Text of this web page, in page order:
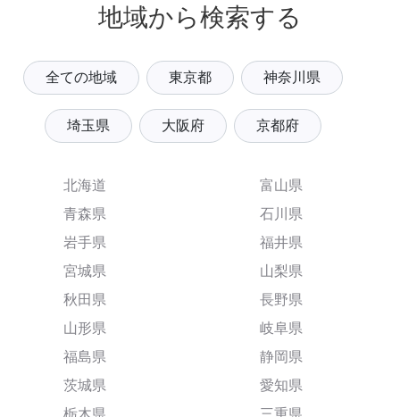
地域から検索する
全ての地域 東京都 神奈川県
埼玉県 大阪府 京都府
北海道
青森県
岩手県
宮城県
秋田県
山形県
福島県
茨城県
富山県
石川県
福井県
山梨県
長野県
岐阜県
静岡県
愛知県